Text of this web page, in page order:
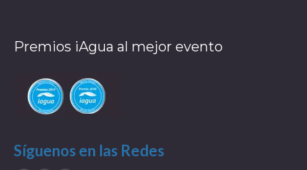
Premios iAgua al mejor evento
Síguenos en las Redes